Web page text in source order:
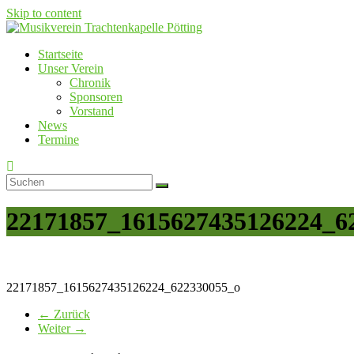
Skip to content
Musikverein Trachtenkapelle Pötting
Startseite
Unser Verein
Chronik
Sponsoren
Vorstand
News
Termine
22171857_1615627435126224_622330055_o
← Zurück
Weiter →